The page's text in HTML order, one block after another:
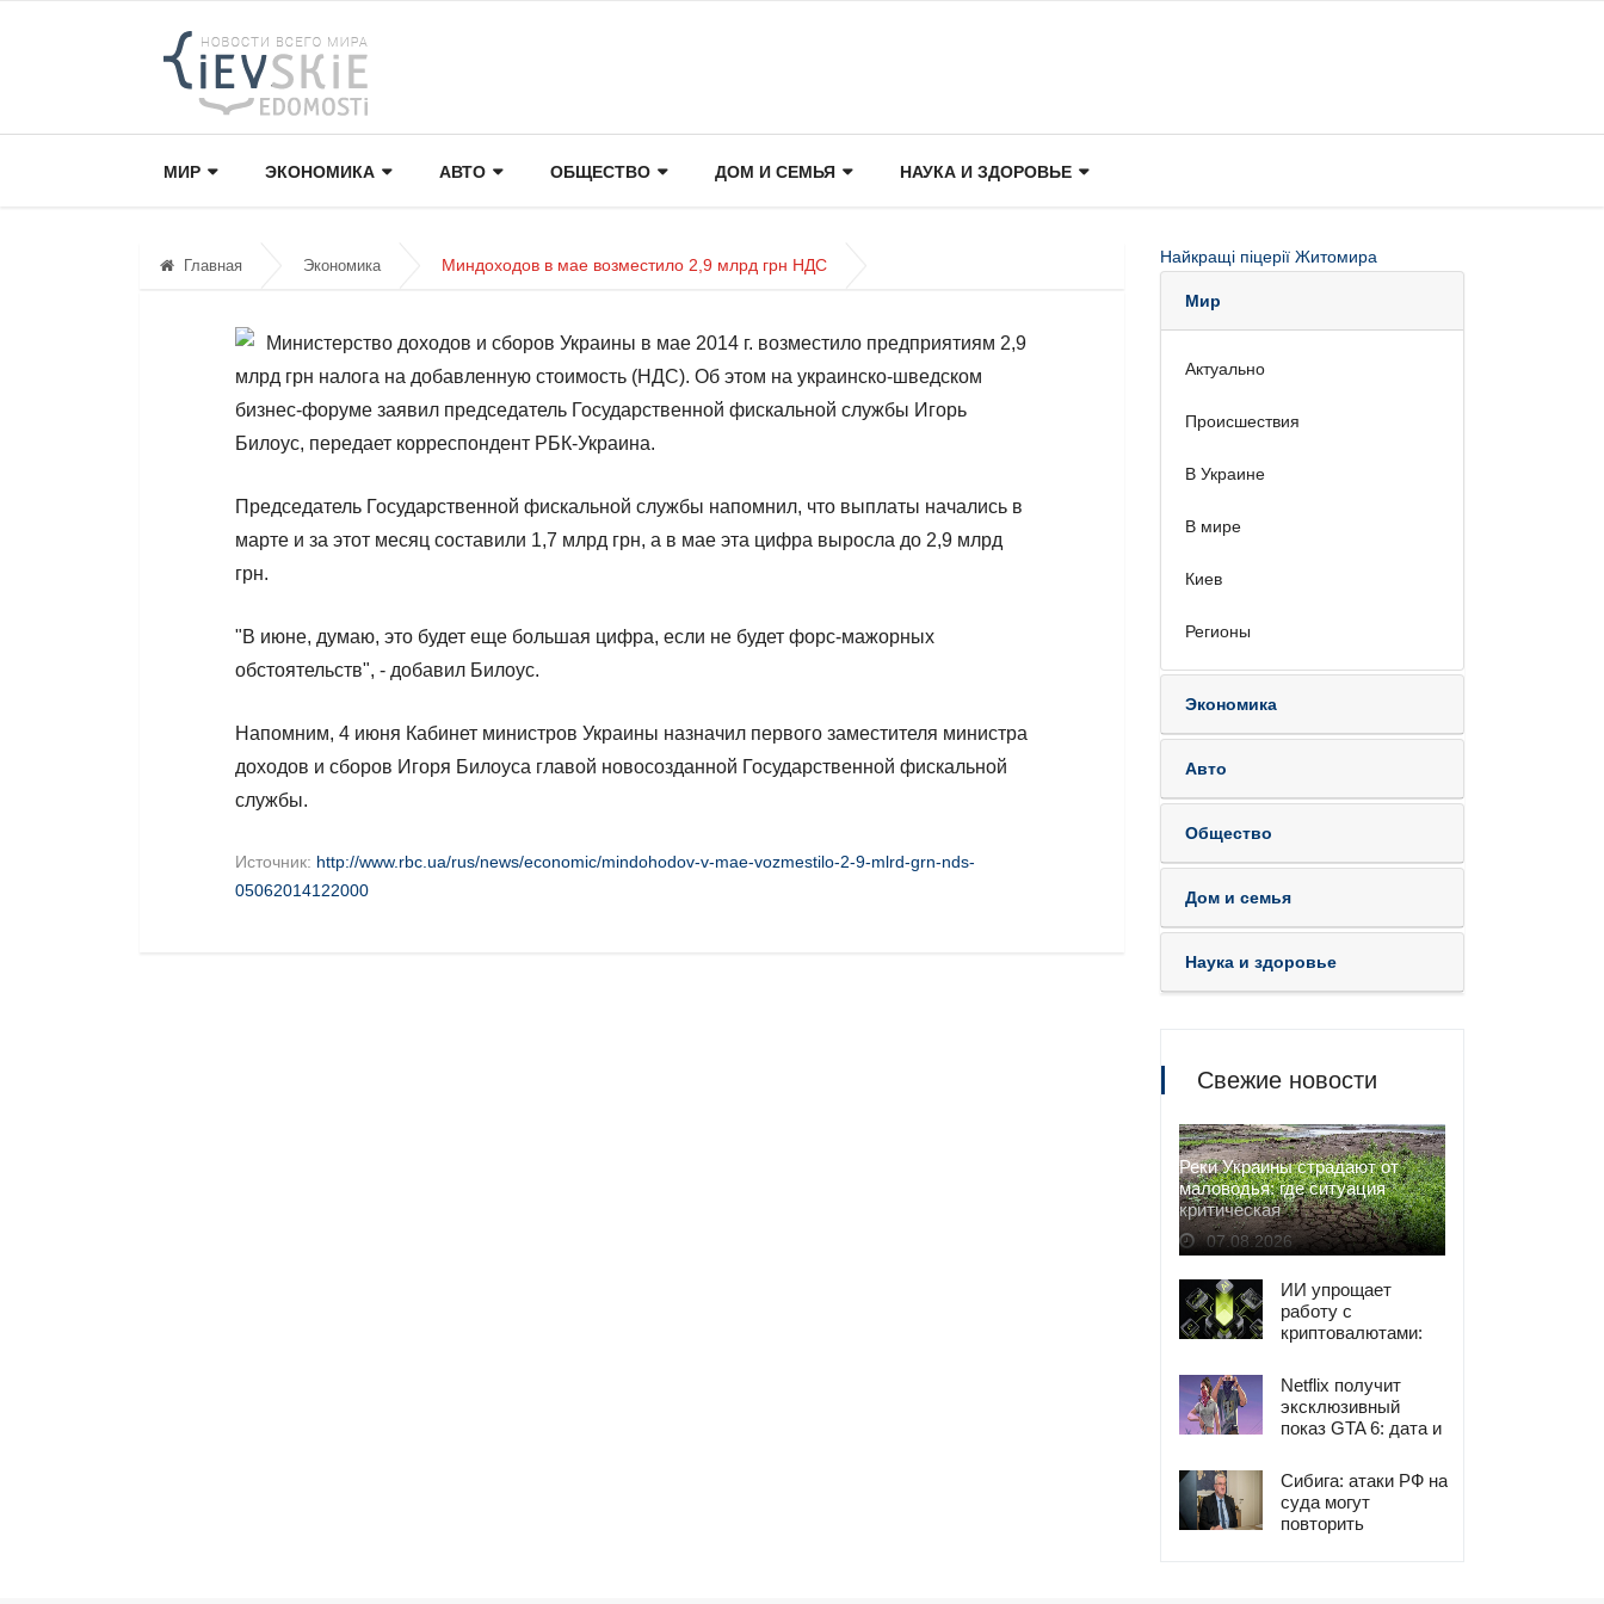
МИР ЭКОНОМИКА АВТО ОБЩЕСТВО ДОМ И СЕМЬЯ НАУКА И ЗДОРОВЬЕ
Главная Экономика Миндоходов в мае возместило 2,9 млрд грн НДС
Министерство доходов и сборов Украины в мае 2014 г. возместило предприятиям 2,9
млрд грн налога на добавленную стоимость (НДС). Об этом на украинско-шведском
бизнес-форуме заявил председатель Государственной фискальной службы Игорь
Билоус, передает корреспондент РБК-Украина.
Председатель Государственной фискальной службы напомнил, что выплаты начались в
марте и за этот месяц составили 1,7 млрд грн, а в мае эта цифра выросла до 2,9 млрд
грн.
"В июне, думаю, это будет еще большая цифра, если не будет форс-мажорных
обстоятельств", - добавил Билоус.
Напомним, 4 июня Кабинет министров Украины назначил первого заместителя министра
доходов и сборов Игоря Билоуса главой новосозданной Государственной фискальной
службы.
Источник: http://www.rbc.ua/rus/news/economic/mindohodov-v-mae-vozmestilo-2-9-mlrd-grn-nds-
05062014122000
Найкращі піцерії Житомира
Мир
Актуально
Происшествия
В Украине
В мире
Киев
Регионы
Экономика
Авто
Общество
Дом и семья
Наука и здоровье
Свежие новости
Реки Украины страдают от
маловодья: где ситуация
критическая
07.08.2026
ИИ упрощает
работу с
криптовалютами:
управление
Netflix получит
эксклюзивный
показ GTA 6: дата и
Сибига: атаки РФ на
суда могут
повторить